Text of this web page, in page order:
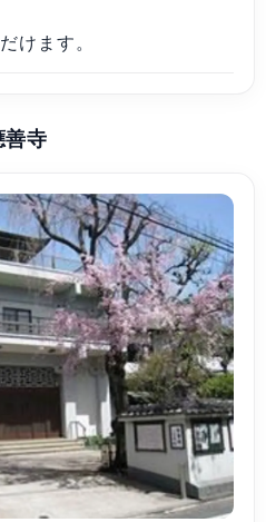
けます。
善寺